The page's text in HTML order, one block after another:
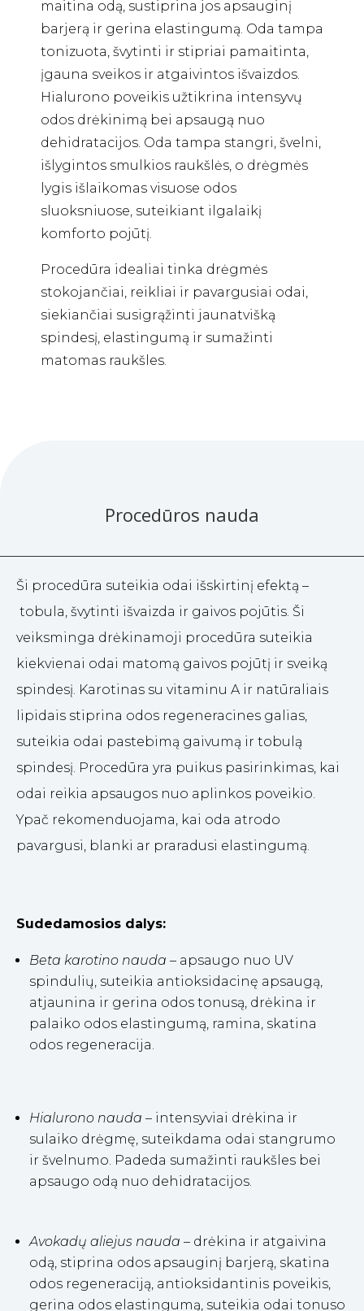
maitina odą, sustiprina jos apsauginį
barjerą ir gerina elastingumą. Oda tampa
tonizuota, švytinti ir stipriai pamaitinta,
įgauna sveikos ir atgaivintos išvaizdos.
Hialurono poveikis užtikrina intensyvų
odos drėkinimą bei apsaugą nuo
dehidratacijos. Oda tampa stangri, švelni,
išlygintos smulkios raukšlės, o drėgmės
lygis išlaikomas visuose odos
sluoksniuose, suteikiant ilgalaikį
komforto pojūtį.
Procedūra idealiai tinka drėgmės
stokojančiai, reikliai ir pavargusiai odai,
siekiančiai susigrąžinti jaunatvišką
spindesį, elastingumą ir sumažinti
matomas raukšles.
Procedūros nauda
Ši procedūra suteikia odai išskirtinį efektą –
tobula, švytinti išvaizda ir gaivos pojūtis. Ši
veiksminga drėkinamoji procedūra suteikia
kiekvienai odai matomą gaivos pojūtį ir sveiką
spindesį. Karotinas su vitaminu A ir natūraliais
lipidais stiprina odos regeneracines galias,
suteikia odai pastebimą gaivumą ir tobulą
spindesį. Procedūra yra puikus pasirinkimas, kai
odai reikia apsaugos nuo aplinkos poveikio.
Ypač rekomenduojama, kai oda atrodo
pavargusi, blanki ar praradusi elastingumą.
Sudedamosios dalys:
Beta karotino nauda – apsaugo nuo UV
spindulių, suteikia antioksidacinę apsaugą,
atjaunina ir gerina odos tonusą, drėkina ir
palaiko odos elastingumą, ramina, skatina
odos regeneracija.
Hialurono nauda – intensyviai drėkina ir
sulaiko drėgmę, suteikdama odai stangrumo
ir švelnumo. Padeda sumažinti raukšles bei
apsaugo odą nuo dehidratacijos.
Avokadų aliejus nauda – drėkina ir atgaivina
odą, stiprina odos apsauginį barjerą, skatina
odos regeneraciją, antioksidantinis poveikis,
gerina odos elastingumą, suteikia odai tonuso